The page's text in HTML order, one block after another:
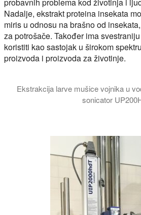
Nadalje, ekstrakt proteina insekata
miris u odnosu na brašno od
za potrošače. Također ima
koristiti kao sastojak u širokom
proizvoda i proizvoda za životinje.
Ekstrakcija larve mušice vojnika u
sonicator